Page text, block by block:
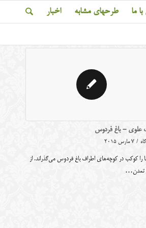
ما طرحهای مشابه اخبار
علوی - باغ فردوس
/ 7 مارس 2015
کوکب در کوچه‌های اطراف باغ فردوس می‌گذراند. از
تمدن…